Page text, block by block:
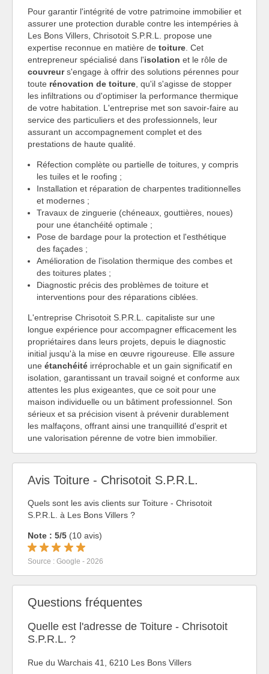
Pour garantir l'intégrité de votre patrimoine immobilier et
assurer une protection durable contre les intempéries à
Les Bons Villers, Chrisotoit S.P.R.L. propose une
expertise reconnue en matière de toiture . Cet
entrepreneur spécialisé dans l'isolation et le rôle de
couvreurs'engage à offrir des solutions pérennes pour
toute rénovation de toiture , qu'il s'agisse de stopper
les infiltrations ou d'optimiser la performance thermique
de votre habitation. L'entreprise met son savoir-faire au
service des particuliers et des professionnels, leur
assurant un accompagnement complet et des
prestations de haute qualité.
Réfection complète ou partielle de toitures, y compris
les tuiles et le roofing ;
Installation et réparation de charpentes traditionnelles
et modernes ;
Travaux de zinguerie (chéneaux, gouttières, noues)
pour une étanchéité optimale ;
Pose de bardage pour la protection et l'esthétique
des façades ;
Amélioration de l'isolation thermique des combes et
des toitures plates ;
Diagnostic précis des problèmes de toiture et
interventions pour des réparations ciblées.
L'entreprise Chrisotoit S.P.R.L. capitaliste sur une
longue expérience pour accompagner efficacement les
propriétaires dans leurs projets, depuis le diagnostic
initial jusqu'à la mise en œuvre rigoureuse. Elle assure
une étanchéité irréprochable et un gain significatif en
isolation, garantissant un travail soigné et conforme aux
attentes les plus exigeantes, que ce soit pour une
maison individuelle ou un bâtiment professionnel. Son
sérieux et sa précision visent à prévenir durablement
les malfaçons, offrant ainsi une tranquillité d'esprit et
une valorisation pérenne de votre bien immobilier.
Avis Toiture - Chrisotoit S.P.R.L.
Quels sont les avis clients sur Toiture - Chrisotoit
S.P.R.L. à Les Bons Villers ?
Note : 5/5 (10 avis)
Source : Google - 2026
Questions fréquentes
Quelle est l'adresse de Toiture - Chrisotoit
S.P.R.L. ?
Rue du Warchais 41, 6210 Les Bons Villers